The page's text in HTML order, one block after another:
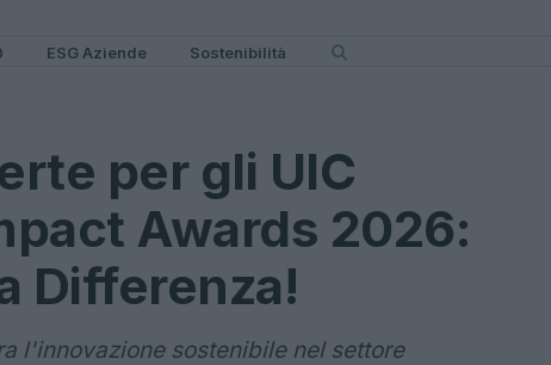
ESG Aziende Sostenibilità
per gli UIC
Awards 2026:
Differenza!
l'innovazione sostenibile nel settore